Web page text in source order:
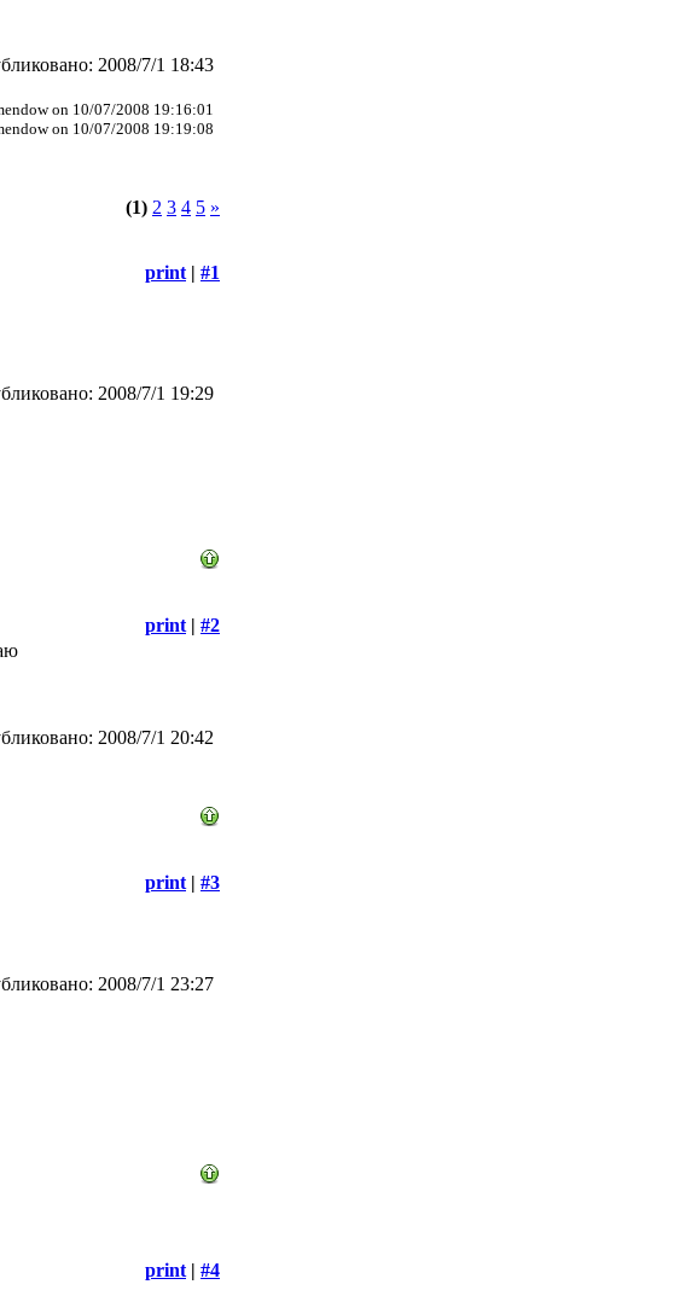
2008/7/1 18:43
on 10/07/2008 19:16:01
on 10/07/2008 19:19:08
(1) 2 3 4 5 »
print | #1
2008/7/1 19:29
print | #2
2008/7/1 20:42
print | #3
2008/7/1 23:27
print | #4